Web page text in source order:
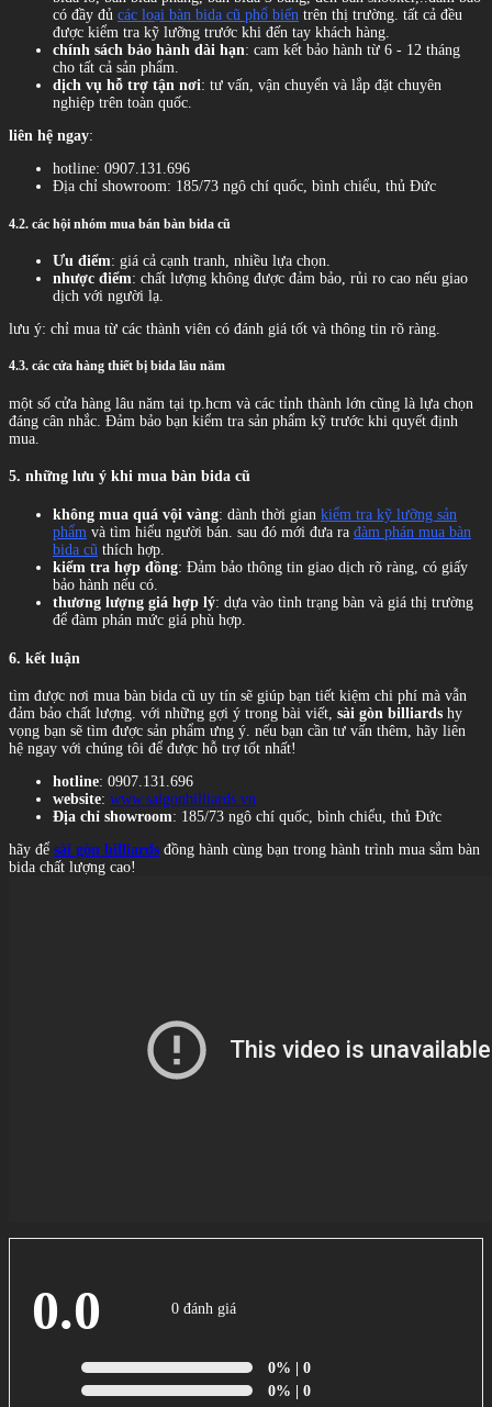
có đầy đủ các loại bàn bida cũ phổ biến trên thị trường. tất cả đều
được kiểm tra kỹ lưỡng trước khi đến tay khách hàng.
chính sách bảo hành dài hạn: cam kết bảo hành từ 6 - 12 tháng
cho tất cả sản phẩm.
dịch vụ hỗ trợ tận nơi: tư vấn, vận chuyển và lắp đặt chuyên
nghiệp trên toàn quốc.
liên hệ ngay:
hotline: 0907.131.696
Địa chỉ showroom: 185/73 ngô chí quốc, bình chiểu, thủ Đức
4.2. các hội nhóm mua bán bàn bida cũ
Ưu điểm: giá cả cạnh tranh, nhiều lựa chọn.
nhược điểm: chất lượng không được đảm bảo, rủi ro cao nếu giao
dịch với người lạ.
lưu ý: chỉ mua từ các thành viên có đánh giá tốt và thông tin rõ ràng.
4.3. các cửa hàng thiết bị bida lâu năm
một số cửa hàng lâu năm tại tp.hcm và các tỉnh thành lớn cũng là lựa chọn
đáng cân nhắc. Đảm bảo bạn kiểm tra sản phẩm kỹ trước khi quyết định
mua.
5. những lưu ý khi mua bàn bida cũ
không mua quá vội vàng: dành thời gian kiểm tra kỹ lưỡng sản
phẩm và tìm hiểu người bán. sau đó mới đưa ra đàm phán mua bàn
bida cũ thích hợp.
kiểm tra hợp đồng: Đảm bảo thông tin giao dịch rõ ràng, có giấy
bảo hành nếu có.
thương lượng giá hợp lý: dựa vào tình trạng bàn và giá thị trường
để đàm phán mức giá phù hợp.
6. kết luận
tìm được nơi mua bàn bida cũ uy tín sẽ giúp bạn tiết kiệm chi phí mà vẫn
đảm bảo chất lượng. với những gợi ý trong bài viết, sài gòn billiards hy
vọng bạn sẽ tìm được sản phẩm ưng ý. nếu bạn cần tư vấn thêm, hãy liên
hệ ngay với chúng tôi để được hỗ trợ tốt nhất!
hotline: 0907.131.696
website: www.saigonbilliards.vn
Địa chỉ showroom: 185/73 ngô chí quốc, bình chiểu, thủ Đức
hãy để sài gòn billiards đồng hành cùng bạn trong hành trình mua sắm bàn
bida chất lượng cao!
0.0 0 đánh giá
0% | 0
0% | 0